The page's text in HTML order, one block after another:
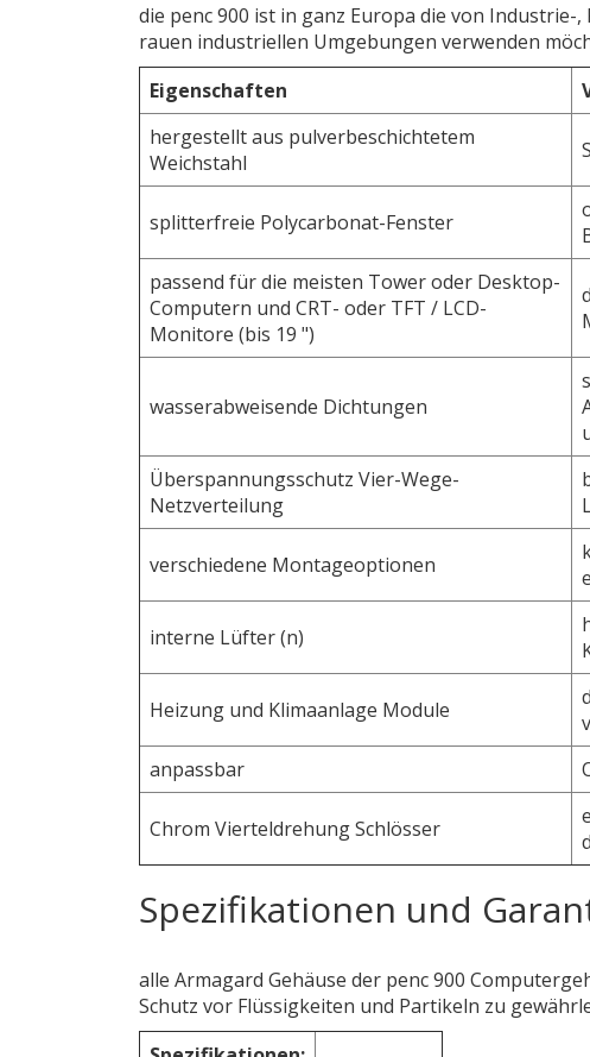
die penc 900 ist in ganz Europa die von
rauen industriellen Umgebungen verwenden
Eigenschaften
hergestellt aus pulverbeschichtetem
Weichstahl
splitterfreie Polycarbonat-Fenster
passend für die meisten Tower oder Desktop-
Computern und CRT- oder TFT / LCD-
Monitore (bis 19 ")
wasserabweisende Dichtungen
Überspannungsschutz Vier-Wege-
Netzverteilung
verschiedene Montageoptionen
interne Lüfter (n)
Heizung und Klimaanlage Module
anpassbar
Chrom Vierteldrehung Schlösser
Spezifikationen und
alle Armagard Gehäuse der penc 900
Schutz vor Flüssigkeiten und Partikeln zu